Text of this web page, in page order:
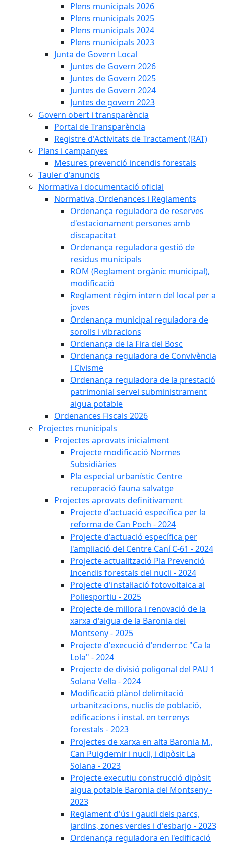
Plens municipals 2026
Plens municipals 2025
Plens municipals 2024
Plens municipals 2023
Junta de Govern Local
Juntes de Govern 2026
Juntes de Govern 2025
Juntes de Govern 2024
Juntes de govern 2023
Govern obert i transparència
Portal de Transparència
Registre d'Activitats de Tractament (RAT)
Plans i campanyes
Mesures prevenció incendis forestals
Tauler d'anuncis
Normativa i documentació oficial
Normativa, Ordenances i Reglaments
Ordenança reguladora de reserves
d'estacionament persones amb
discapacitat
Ordenança reguladora gestió de
residus municipals
ROM (Reglament orgànic municipal),
modificació
Reglament règim intern del local per a
joves
Ordenança municipal reguladora de
sorolls i vibracions
Ordenança de la Fira del Bosc
Ordenança reguladora de Convivència
i Civisme
Ordenança reguladora de la prestació
patrimonial servei subministrament
aigua potable
Ordenances Fiscals 2026
Projectes municipals
Projectes aprovats inicialment
Projecte modificació Normes
Subsidiàries
Pla especial urbanístic Centre
recuperació fauna salvatge
Projectes aprovats definitivament
Projecte d'actuació específica per la
reforma de Can Poch - 2024
Projecte d'actuació específica per
l'ampliació del Centre Caní C-61 - 2024
Projecte actualització Pla Prevenció
Incendis forestals del nucli - 2024
Projecte d'instal·lació fotovoltaica al
Poliesportiu - 2025
Projecte de millora i renovació de la
xarxa d'aigua de la Baronia del
Montseny - 2025
Projecte d'execució d'enderroc "Ca la
Lola" - 2024
Projecte de divisió poligonal del PAU 1
Solana Vella - 2024
Modificació plànol delimitació
urbanitzacions, nuclis de població,
edificacions i instal. en terrenys
forestals - 2023
Projectes de xarxa en alta Baronia M.,
Can Puigdemir i nucli, i dipòsit La
Solana - 2023
Projecte executiu construcció dipòsit
aigua potable Baronia del Montseny -
2023
Reglament d'ús i gaudi dels parcs,
jardins, zones verdes i d'esbarjo - 2023
Ordenança reguladora en l'edificació